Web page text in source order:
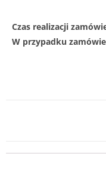
Czas realizacji
W przypadku